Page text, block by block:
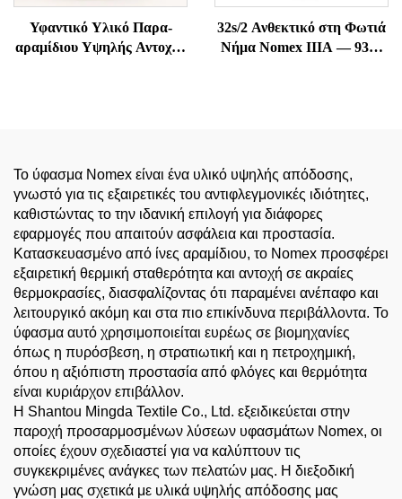
Υφαντικό Υλικό Παρα-
αραμίδιου Υψηλής Αντοχής
32s/2 Ανθεκτικό στη Φωτιά
Νήμα Nomex IIIA — 93%
Το ύφασμα Nomex είναι ένα υλικό υψηλής απόδοσης,
γνωστό για τις εξαιρετικές του αντιφλεγμονικές ιδιότητες,
καθιστώντας το την ιδανική επιλογή για διάφορες
εφαρμογές που απαιτούν ασφάλεια και προστασία.
Κατασκευασμένο από ίνες αραμίδιου, το Nomex προσφέρει
εξαιρετική θερμική σταθερότητα και αντοχή σε ακραίες
θερμοκρασίες, διασφαλίζοντας ότι παραμένει ανέπαφο και
λειτουργικό ακόμη και στα πιο επικίνδυνα περιβάλλοντα. Το
ύφασμα αυτό χρησιμοποιείται ευρέως σε βιομηχανίες
όπως η πυρόσβεση, η στρατιωτική και η πετροχημική,
όπου η αξιόπιστη προστασία από φλόγες και θερμότητα
είναι κυριάρχον επιβάλλον.
Η Shantou Mingda Textile Co., Ltd. εξειδικεύεται στην
παροχή προσαρμοσμένων λύσεων υφασμάτων Nomex, οι
οποίες έχουν σχεδιαστεί για να καλύπτουν τις
συγκεκριμένες ανάγκες των πελατών μας. Η διεξοδική
γνώση μας σχετικά με υλικά υψηλής απόδοσης μας